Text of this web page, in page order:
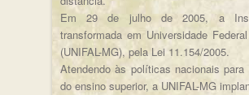
Em 29 de julho de 2005, a
transformada em Universidade
(UNIFAL-MG), pela Lei 11.154/2005.
Atendendo às políticas nacionais para
do ensino superior, a UNIFAL-MG